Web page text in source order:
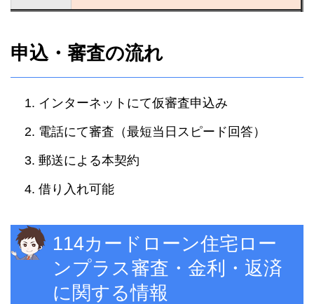
申込・審査の流れ
インターネットにて仮審査申込み
電話にて審査（最短当日スピード回答）
郵送による本契約
借り入れ可能
114カードローン住宅ロー
ンプラス審査・金利・返済
に関する情報